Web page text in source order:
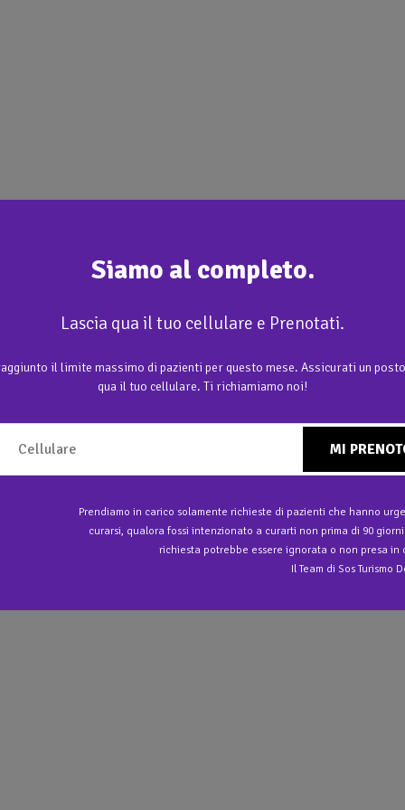
Siamo al completo.
Lascia qua il tuo cellulare e Prenotati.
il limite massimo di pazienti per questo mese. Assicurati un
qua il tuo cellulare. Ti richiamiamo noi!
MI
Prendiamo in carico solamente richieste di pazienti che hanno
curarsi, qualora fossi intenzionato a curarti non prima di 90
richiesta potrebbe essere ignorata o non presa in
Il Team di Sos Turismo